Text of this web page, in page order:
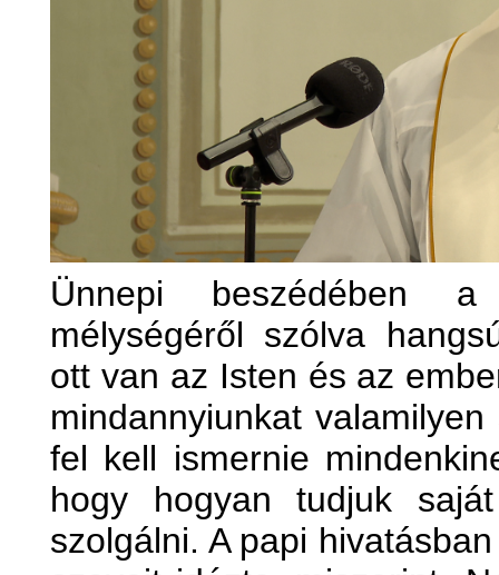
Ünnepi beszédében
mélységéről szólva
ott van az Isten és az
mindannyiunkat
fel kell ismernie
hogy hogyan tudjuk
szolgálni. A papi